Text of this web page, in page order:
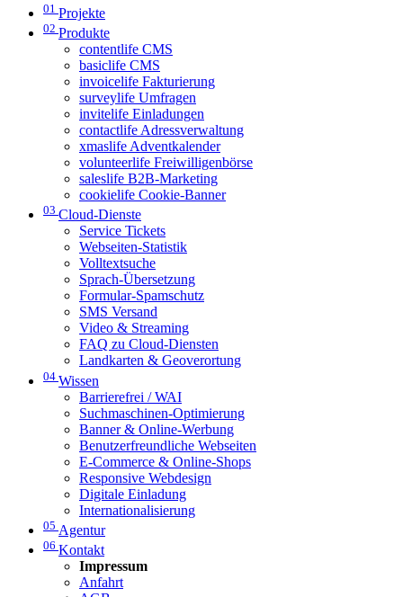
01 Projekte
02 Produkte
contentlife CMS
basiclife CMS
invoicelife Fakturierung
surveylife Umfragen
invitelife Einladungen
contactlife Adressverwaltung
xmaslife Adventkalender
volunteerlife Freiwilligenbörse
saleslife B2B-Marketing
cookielife Cookie-Banner
03 Cloud-Dienste
Service Tickets
Webseiten-Statistik
Volltextsuche
Sprach-Übersetzung
Formular-Spamschutz
SMS Versand
Video & Streaming
FAQ zu Cloud-Diensten
Landkarten & Geoverortung
04 Wissen
Barrierefrei / WAI
Suchmaschinen-Optimierung
Banner & Online-Werbung
Benutzerfreundliche Webseiten
E-Commerce & Online-Shops
Responsive Webdesign
Digitale Einladung
Internationalisierung
05 Agentur
06 Kontakt
Impressum
Anfahrt